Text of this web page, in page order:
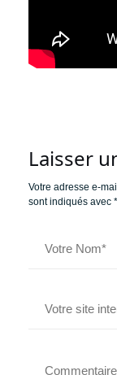
Laisser
Votre adresse e-
sont indiqués avec *